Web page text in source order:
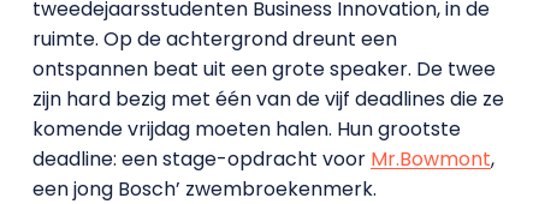
tweedejaarsstudenten Business Innovation, in de
ruimte. Op de achtergrond dreunt een
ontspannen beat uit een grote speaker. De twee
zijn hard bezig met één van de vijf deadlines die ze
komende vrijdag moeten halen. Hun grootste
deadline: een stage-opdracht voor Mr.Bowmont,
een jong Bosch’ zwembroekenmerk.